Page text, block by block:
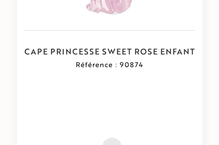
CAPE PRINCESSE SWEET ROSE ENFANT
Référence : 90874